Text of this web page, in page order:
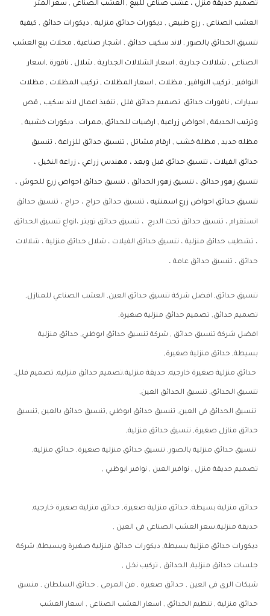
تصميم حديقة منزل ، عشب صناعى للبيع , العشب الصناعى , سعر المتر
العشب الصناعى , رزع طبيعى , ديكورات حدائق منزلية , ديكورات حدائق , كيفية
تنسيق الحدائق بالصور , لاند سكيب حدائق , اشجار صناعية , محلات بيع العشب
الصناعى , شلالات جدارية , اسعار الشلالات الجدارية , شلال , نافورة ,اسعار
النوافير , تركيب النوافير , مظلات , اسعار المظلات , تركيب المظلات , مظلات
سيارات , نافورات حدائق تصميم حدائق فلل , تنفيذ اعمال لاند سكيب , قص
وترتيب الحديقة , احواض زراعية , ارضيات للحدائق ,ممرات . ديكورات خشبية ,
مظله حديد , مظلة خشب , ارقام مشاتل , تنسيق حدائق للزراعة ، تنسيق
حدائق الفيلات ، تنسيق حدائق قبل وبعد ، مهندس زراعي ، زراعة النخيل ،
تنسيق زهور حدائق ، تنسيق زهور الحدائق ، تنسيق حدائق احواض زرع للحوش ،
تنسيق حدائق احواض زرع اسمنتيه ، تنسيق حدائق حراج ، حراج ، تنسيق حدائق
انستقرام ، تنسيق حدائق تحت الدرج ، تنسيق حدائق تويتر ،انواع تنسيق الحدائق
، تشطيب حدائق منزلية ، تنسيق حدائق الفيلات ، شلال حدائق منزلية ، شلالات
حدائق ، تنسيق حدائق عامة ،
تنسيق حدائق, افضل شركة تنسيق حدائق العين, العشب الصناعي للمنازل,
تصميم حدائق, تصميم حدائق منزلية صغيرة,
افضل شركة تنسيق حدائق , شركة تنسيق حدائق ابوظبي, حدائق منزلية
بسيطة, حدائق منزلية صغيرة,
حدائق منزلية صغيرة خارجيه, حديقة منزلية,تصميم حدائق منزليه, تصميم فلل,
تنسيق الحدائق, تنسيق الحدائق العين,
تنسيق الحدائق فى العين, تنسيق حدائق ابوظبي ,تنسيق حدائق بالعين ,تنسيق
حدائق منازل صغيرة, تنسيق حدائق منزلية,
تنسيق حدائق منزلية بالصور, تنسيق حدائق منزلية صغيرة, حدائق منزلية,
تصميم حديقة منزل , نوافير العين , نوافير ابوظبي ,
حدائق منزلية بسيطة, حدائق منزلية صغيرة, حدائق منزلية صغيرة خارجيه,
حديقة منزلية,سعر العشب الصناعى فى العين ,
ديكورات حدائق منزلية بسيطة, ديكورات حدائق منزلية صغيرة وبسيطة, شركة
جلسات حدائق منزلية, الحدائق , تركيب نخل ,
شبكات الرى فى العين , حدائق صغيرة , فن المرمى , حدائق السلطان , منسق
حدائق منزلية , تنظيم الحدائق , اسعار العشب الصناعى , اسعار العشب